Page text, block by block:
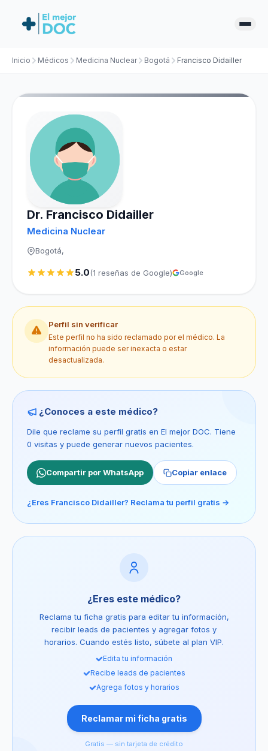
Inicio Médicos Medicina Nuclear Bogotá Francisco Didailler
Dr. Francisco Didailler
Medicina Nuclear
Bogotá,
5.0(1 reseñas de Google) Google
Perfil sin verificar
Este perfil no ha sido reclamado por el médico. La
información puede ser inexacta o estar
desactualizada.
¿Conoces a este médico?
Dile que reclame su perfil gratis en El mejor DOC. Tiene
0 visitas y puede generar nuevos pacientes.
Compartir por WhatsApp Copiar enlace
¿Eres Francisco Didailler? Reclama tu perfil gratis →
¿Eres este médico?
Reclama tu ficha gratis para editar tu información,
recibir leads de pacientes y agregar fotos y
horarios. Cuando estés listo, súbete al plan VIP.
Edita tu información
Recibe leads de pacientes
Agrega fotos y horarios
Reclamar mi ficha gratis
Gratis — sin tarjeta de crédito